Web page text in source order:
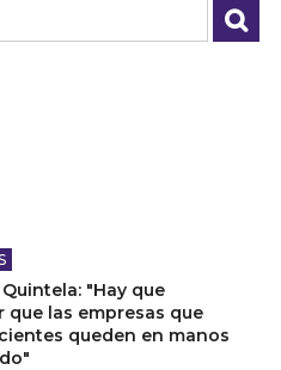
"Hay que
que las empresas que
queden en manos